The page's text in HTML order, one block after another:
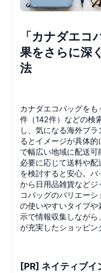
「カナダエコ
果をさらに深
法
カナダエコバッグを
件（142件）などの検
し、気になる海外ブ
るとイメージが具体
で幅広い地域に配送可
必要に応じて送料や
を検討すると安心。
から日用品雑貨など
コバッグのバリエー
の使いやすいタイプ
示で情報収集しなが
が充実したショッピン
[PR] ネイティブ